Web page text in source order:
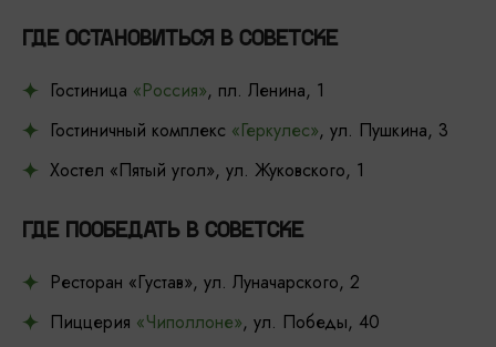
ГДЕ ОСТАНОВИТЬСЯ В СОВЕТСКЕ
Гостиница «Россия», пл. Ленина, 1
Гостиничный комплекс «Геркулес», ул. Пушкина, 3
Хостел «Пятый угол», ул. Жуковского, 1
ГДЕ ПООБЕДАТЬ В СОВЕТСКЕ
Ресторан «Густав», ул. Луначарского, 2
Пиццерия «Чиполлоне», ул. Победы, 40